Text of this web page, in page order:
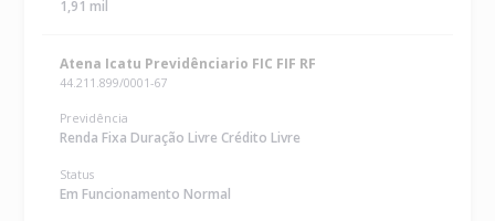
1,91 mil
Atena Icatu Previdênciario FIC FIF RF
44.211.899/0001-67
Previdência
Renda Fixa Duração Livre Crédito Livre
Status
Em Funcionamento Normal